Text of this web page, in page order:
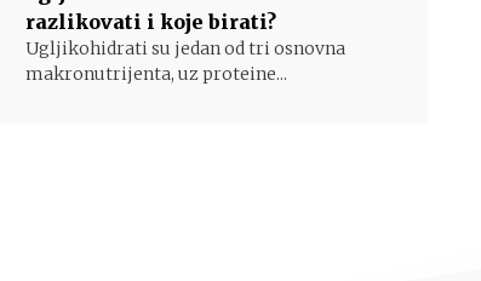
razlikovati i koje birati?
Ugljikohidrati su jedan od tri osnovna
makronutrijenta, uz proteine...